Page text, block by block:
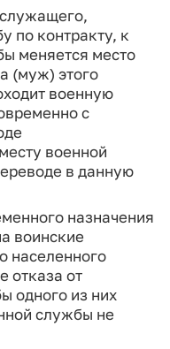
по контракту, к
меняется место
(муж) этого
военную
с
военной
в данную
назначения
воинские
населенного
отказа от
одного из них
службы не